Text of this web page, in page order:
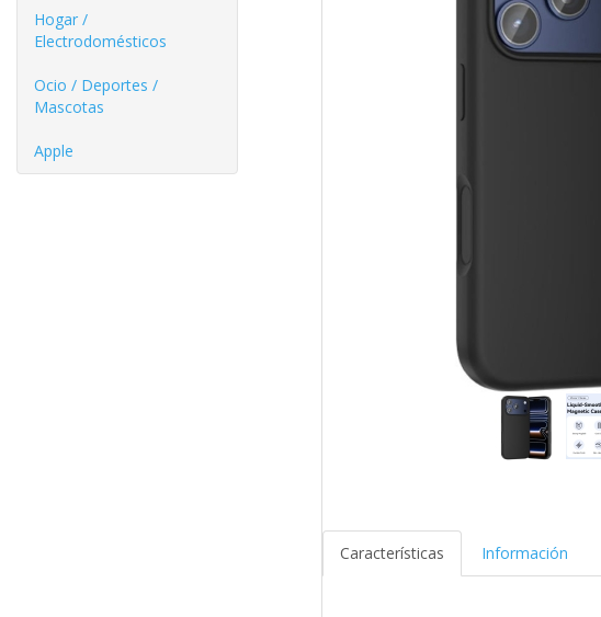
Hogar /
Electrodomésticos
Ocio / Deportes /
Mascotas
Apple
Características Información